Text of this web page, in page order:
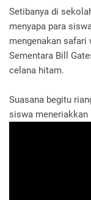
Setibanya di
menyapa para
mengenakan
Sementara Bill
celana hitam.
Suasana begitu
siswa meneriakkan